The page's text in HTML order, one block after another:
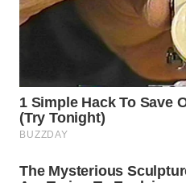
WN
SIMALUNGUN
WN